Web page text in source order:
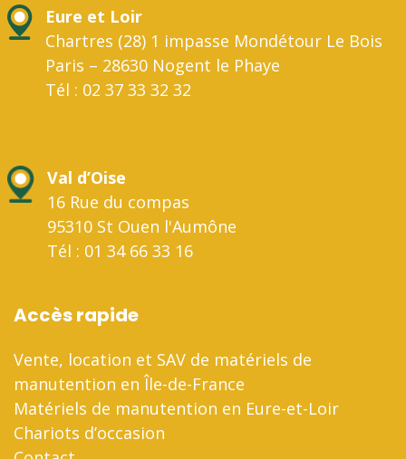
Eure et Loir
Chartres (28) 1 impasse Mondétour Le Bois
Paris – 28630 Nogent le Phaye
Tél : 02 37 33 32 32
Val d’Oise
16 Rue du compas
95310 St Ouen l'Aumône
Tél : 01 34 66 33 16
Accès rapide
Vente, location et SAV de matériels de
manutention en Île-de-France
Matériels de manutention en Eure-et-Loir
Chariots d’occasion